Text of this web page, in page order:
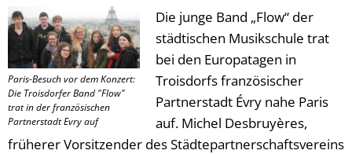
Paris-Besuch vor dem Konzert:
Die Troisdorfer Band "Flow"
trat in der französischen
Partnerstadt Evry auf
Die junge Band „Flow“ der
städtischen Musikschule trat
bei den Europatagen in
Troisdorfs französischer
Partnerstadt Évry nahe Paris
auf. Michel Desbruyères,
früherer Vorsitzender des Städtepartnerschaftsvereins